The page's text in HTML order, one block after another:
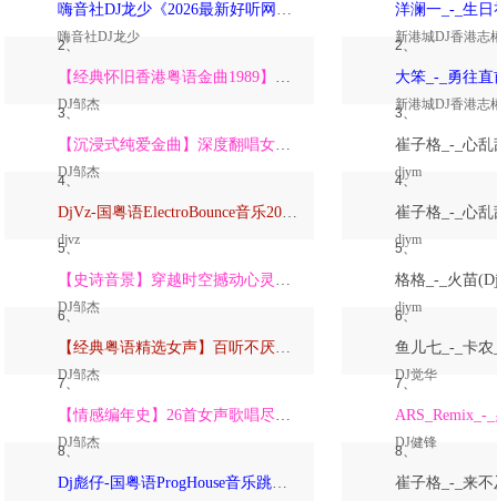
嗨音社DJ龙少《2026最新好听网络伤感歌曲推荐·深爱过的人一生惦记》
嗨音社DJ龙少
2、
【经典怀旧香港粤语金曲1989】高潮版【DJ邹杰】
DJ邹杰
3、
【沉浸式纯爱金曲】深度翻唱女声版【DJ邹杰】_
DJ邹杰
4、
DjVz-国粤语ElectroBounce音乐2026讲不出再见怀旧版蹦迪跳舞大碟
djvz
5、
【史诗音景】穿越时空撼动心灵的管弦乐【DJ邹杰】
DJ邹杰
6、
【经典粤语精选女声】百听不厌深度翻唱版【DJ邹杰】_
DJ邹杰
7、
【情感编年史】26首女声歌唱尽从暗恋到放下的全部【DJ邹杰】
DJ邹杰
8、
Dj彪仔-国粤语ProgHouse音乐跳舞街vs心要让你听见串烧Vol.39
新港城DJ香港志
2、
新港城DJ香港志
3、
djym
4、
djym
5、
djym
6、
DJ觉华
7、
DJ健锋
8、